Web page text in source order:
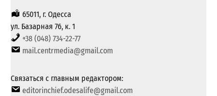
65011, г. Одесса
ул. Базарная 76, к. 1
+38 (048) 734-22-77
mail.centrmedia@gmail.com
Связаться с главным редактором:
editorinchief.odesalife@gmail.com